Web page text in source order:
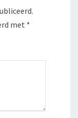
met *